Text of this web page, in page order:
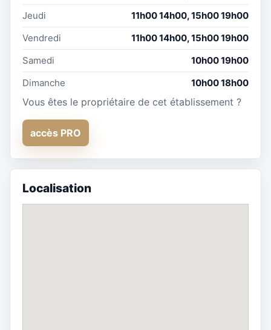
Jeudi
11h00 14h00, 15h00 19h00
Vendredi
11h00 14h00, 15h00 19h00
Samedi
10h00 19h00
Dimanche
10h00 18h00
Vous êtes le propriétaire de cet établissement ?
accès PRO
Localisation